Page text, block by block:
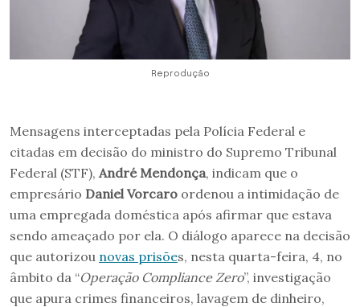
Reprodução
Mensagens interceptadas pela Polícia Federal e
citadas em decisão do ministro do Supremo Tribunal
Federal (STF), André Mendonça, indicam que o
empresário Daniel Vorcaro ordenou a intimidação de
uma empregada doméstica após afirmar que estava
sendo ameaçado por ela. O diálogo aparece na decisão
que autorizou novas prisões, nesta quarta-feira, 4, no
âmbito da “Operação Compliance Zero”, investigação
que apura crimes financeiros, lavagem de dinheiro,